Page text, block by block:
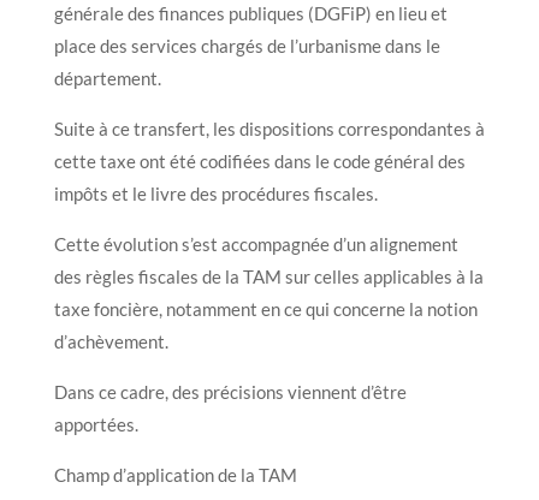
générale des finances publiques (DGFiP) en lieu et
place des services chargés de l’urbanisme dans le
département.
Suite à ce transfert, les dispositions correspondantes à
cette taxe ont été codifiées dans le code général des
impôts et le livre des procédures fiscales.
Cette évolution s’est accompagnée d’un alignement
des règles fiscales de la TAM sur celles applicables à la
taxe foncière, notamment en ce qui concerne la notion
d’achèvement.
Dans ce cadre, des précisions viennent d’être
apportées.
Champ d’application de la TAM